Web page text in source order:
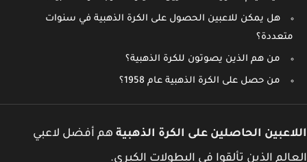
هل يمكن للاعبين الحصول على الكرة الذهبية في سنوات
متعددة؟
من هم الذين يصوتون للكرة الذهبية؟
من حصل على الكرة الذهبية عام 1958؟
الحاصلين على الكرة الذهبيةهم أفضل لاعبي
الذين تألقوا في البطولات الكبرى.